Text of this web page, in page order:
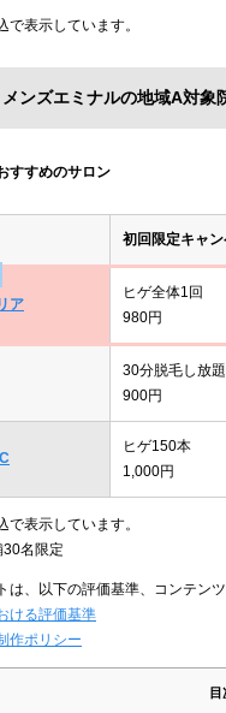
表示しています。
ンズエミナルの地域A対象
すすめのサロン
初回限定キャ
ア
ヒゲ全体1回
980円
30分脱毛し放
900円
ヒゲ150本
1,000円
表示しています。
名限定
は、以下の評価基準、コンテン
ける評価基準
作ポリシー
目